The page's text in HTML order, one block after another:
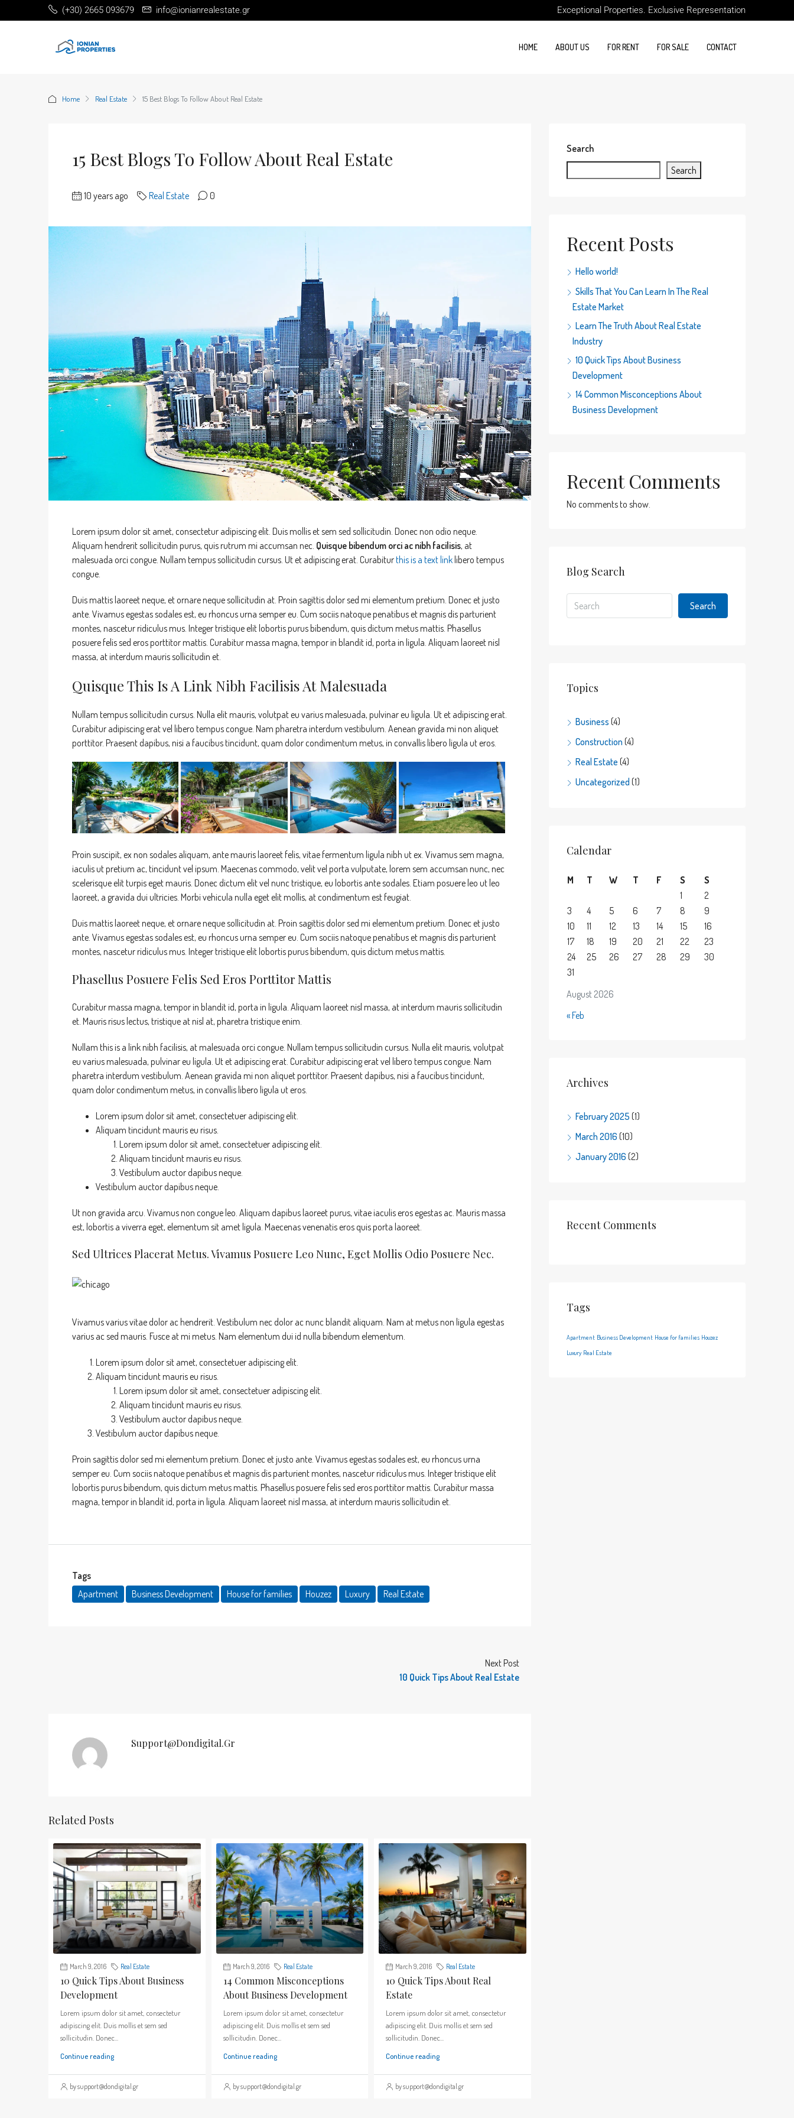
(+30) 2665 093679 info@ionianrealestate.gr Exceptional Properties. Exclusive Representation
HOME ABOUT US FOR RENT FOR SALE CONTACT
Home Real Estate 15 Best Blogs To Follow About Real Estate
15 Best Blogs To Follow About Real Estate
10 years ago Real Estate 0
Lorem ipsum dolor sit amet, consectetur adipiscing elit. Duis mollis et sem sed sollicitudin. Donec non odio neque.
Aliquam hendrerit sollicitudin purus, quis rutrum mi accumsan nec. Quisque bibendum orci ac nibh facilisis, at
malesuada orci congue. Nullam tempus sollicitudin cursus. Ut et adipiscing erat. Curabiturthis is a text linklibero tempus
congue.
Duis mattis laoreet neque, et ornare neque sollicitudin at. Proin sagittis dolor sed mi elementum pretium. Donec et justo
ante. Vivamus egestas sodales est, eu rhoncus urna semper eu. Cum sociis natoque penatibus et magnis dis parturient
montes, nascetur ridiculus mus. Integer tristique elit lobortis purus bibendum, quis dictum metus mattis. Phasellus
posuere felis sed eros porttitor mattis. Curabitur massa magna, tempor in blandit id, porta in ligula. Aliquam laoreet nisl
massa, at interdum mauris sollicitudin et.
Quisque This Is A Link Nibh Facilisis At Malesuada
Nullam tempus sollicitudin cursus. Nulla elit mauris, volutpat eu varius malesuada, pulvinar eu ligula. Ut et adipiscing erat.
Curabitur adipiscing erat vel libero tempus congue. Nam pharetra interdum vestibulum. Aenean gravida mi non aliquet
porttitor. Praesent dapibus, nisi a faucibus tincidunt, quam dolor condimentum metus, in convallis libero ligula ut eros.
Proin suscipit, ex non sodales aliquam, ante mauris laoreet felis, vitae fermentum ligula nibh ut ex. Vivamus sem magna,
iaculis ut pretium ac, tincidunt vel ipsum. Maecenas commodo, velit vel porta vulputate, lorem sem accumsan nunc, nec
scelerisque elit turpis eget mauris. Donec dictum elit vel nunc tristique, eu lobortis ante sodales. Etiam posuere leo ut leo
laoreet, a gravida dui ultricies. Morbi vehicula nulla eget elit mollis, at condimentum est feugiat.
Duis mattis laoreet neque, et ornare neque sollicitudin at. Proin sagittis dolor sed mi elementum pretium. Donec et justo
ante. Vivamus egestas sodales est, eu rhoncus urna semper eu. Cum sociis natoque penatibus et magnis dis parturient
montes, nascetur ridiculus mus. Integer tristique elit lobortis purus bibendum, quis dictum metus mattis.
Phasellus Posuere Felis Sed Eros Porttitor Mattis
Curabitur massa magna, tempor in blandit id, porta in ligula. Aliquam laoreet nisl massa, at interdum mauris sollicitudin
et. Mauris risus lectus, tristique at nisl at, pharetra tristique enim.
Nullam this is a link nibh facilisis, at malesuada orci congue. Nullam tempus sollicitudin cursus. Nulla elit mauris, volutpat
eu varius malesuada, pulvinar eu ligula. Ut et adipiscing erat. Curabitur adipiscing erat vel libero tempus congue. Nam
pharetra interdum vestibulum. Aenean gravida mi non aliquet porttitor. Praesent dapibus, nisi a faucibus tincidunt,
quam dolor condimentum metus, in convallis libero ligula ut eros.
Lorem ipsum dolor sit amet, consectetuer adipiscing elit.
Aliquam tincidunt mauris eu risus.
Lorem ipsum dolor sit amet, consectetuer adipiscing elit.
Aliquam tincidunt mauris eu risus.
Vestibulum auctor dapibus neque.
Vestibulum auctor dapibus neque.
Ut non gravida arcu. Vivamus non congue leo. Aliquam dapibus laoreet purus, vitae iaculis eros egestas ac. Mauris massa
est, lobortis a viverra eget, elementum sit amet ligula. Maecenas venenatis eros quis porta laoreet.
Sed Ultrices Placerat Metus. Vivamus Posuere Leo Nunc, Eget Mollis Odio Posuere Nec.
Vivamus varius vitae dolor ac hendrerit. Vestibulum nec dolor ac nunc blandit aliquam. Nam at metus non ligula egestas
varius ac sed mauris. Fusce at mi metus. Nam elementum dui id nulla bibendum elementum.
Lorem ipsum dolor sit amet, consectetuer adipiscing elit.
Aliquam tincidunt mauris eu risus.
Lorem ipsum dolor sit amet, consectetuer adipiscing elit.
Aliquam tincidunt mauris eu risus.
Vestibulum auctor dapibus neque.
Vestibulum auctor dapibus neque.
Proin sagittis dolor sed mi elementum pretium. Donec et justo ante. Vivamus egestas sodales est, eu rhoncus urna
semper eu. Cum sociis natoque penatibus et magnis dis parturient montes, nascetur ridiculus mus. Integer tristique elit
lobortis purus bibendum, quis dictum metus mattis. Phasellus posuere felis sed eros porttitor mattis. Curabitur massa
magna, tempor in blandit id, porta in ligula. Aliquam laoreet nisl massa, at interdum mauris sollicitudin et.
Tags
Apartment
Business Development House for families Houzez Luxury Real Estate
Next Post
10 Quick Tips About Real Estate
Support@dondigital.gr
Related Posts
March 9, 2016 Real Estate
10 Quick Tips About Business
Development
Lorem ipsum dolor sit amet, consectetur
adipiscing elit. Duis mollis et sem sed
sollicitudin. Donec...
Continue reading
by support@dondigital.gr
March 9, 2016 Real Estate
14 Common Misconceptions
About Business Development
Lorem ipsum dolor sit amet, consectetur
adipiscing elit. Duis mollis et sem sed
sollicitudin. Donec...
Continue reading
by support@dondigital.gr
March 9, 2016 Real Estate
10 Quick Tips About Real
Estate
Lorem ipsum dolor sit amet, consectetur
adipiscing elit. Duis mollis et sem sed
sollicitudin. Donec...
Continue reading
by support@dondigital.gr
Search
Search
Recent Posts
Hello world!
Skills That You Can Learn In The Real
Estate Market
Learn The Truth About Real Estate
Industry
10 Quick Tips About Business
Development
14 Common Misconceptions About
Business Development
Recent Comments
No comments to show.
Blog Search
Search
Topics
Business (4)
Construction (4)
Real Estate (4)
Uncategorized (1)
Calendar
August 2026
M T W T F S
S
1
2
3
4 5 6 7 8
9
10
11 12 13 14 15
16
17
18 19 20 21 22
23
24
25 26 27 28 29
30
31
« Feb
Archives
February 2025 (1)
March 2016 (10)
January 2016 (2)
Recent Comments
Tags
Apartment Business Development House for families Houzez
Luxury Real Estate